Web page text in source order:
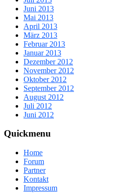
Juni 2013
Mai 2013
April 2013
März 2013
Februar 2013
Januar 2013
Dezember 2012
November 2012
Oktober 2012
September 2012
August 2012
Juli 2012
Juni 2012
Quickmenu
Home
Forum
Partner
Kontakt
Impressum